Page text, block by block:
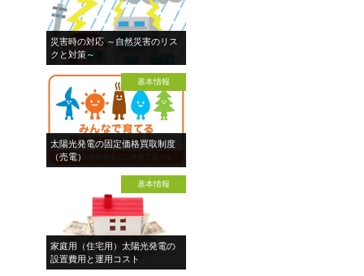
災害時の対応 ～自然災害のリス
クと対策～
基本情報
太陽光発電の固定価格買取制度
（売電）
基本情報
家庭用（住宅用）太陽光発電の
設置費用と運用コスト